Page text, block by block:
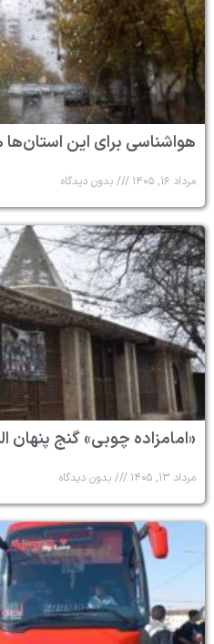
هواشناسی برای این
مرداد ۱۶, ۱۴۰۵ بدون دیدگاه
«امامزاده چوبی» گنج پنهان
مرداد ۱۳, ۱۴۰۵ بدون دیدگاه